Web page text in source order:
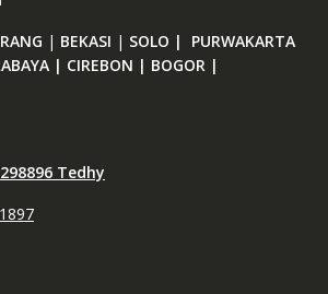
| BEKASI | SOLO | PURWAKARTA
| CIREBON | BOGOR |
Tedhy